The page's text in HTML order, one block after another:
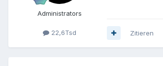
Administrators
22,6Tsd Zitieren